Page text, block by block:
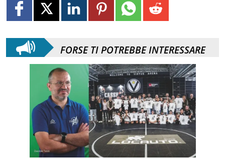
FORSE TI POTREBBE INTERESSARE